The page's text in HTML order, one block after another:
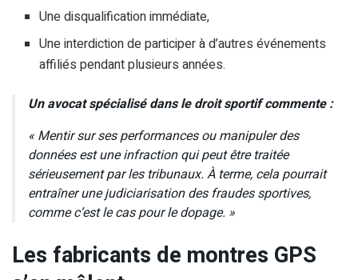
Une disqualification immédiate,
Une interdiction de participer à d’autres événements
affiliés pendant plusieurs années.
Un avocat spécialisé dans le droit sportif commente :
« Mentir sur ses performances ou manipuler des
données est une infraction qui peut être traitée
sérieusement par les tribunaux. À terme, cela pourrait
entraîner une judiciarisation des fraudes sportives,
comme c’est le cas pour le dopage. »
Les fabricants de montres GPS